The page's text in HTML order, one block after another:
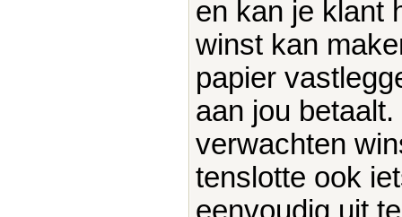
en kan je klant
winst kan
papier
aan jou
verwachten
tenslotte ook
eenvoudig uit